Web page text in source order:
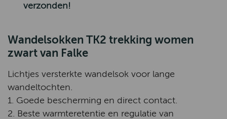
verzonden!
Wandelsokken TK2 trekking women
zwart van Falke
Lichtjes versterkte wandelsok voor lange
wandeltochten.
1. Goede bescherming en direct contact.
2. Beste warmteretentie en regulatie van